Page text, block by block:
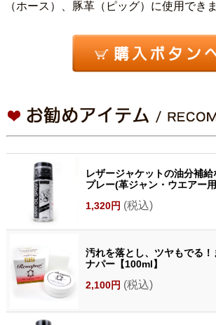
（ホース）、豚革（ピッグ）に使用できま
レザージャケットの油分補
プレー(革ジャン・ウエアー
1,320円 (税込)
汚れを落とし、ツヤもでる
ナパー【100ml】
2,100円 (税込)